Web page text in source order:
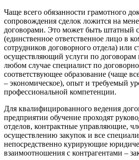
Чаще всего обязанности грамотного
сопровождения сделок ложится на
договорами. Это может быть штатный
(единственное ответственное лицо в
сотрудников договорного отдела) или
осуществляющий услуги по договорам
любом случае специалист по
соответствующее образование (чаще
– экономическое), опыт и требуемый
профессиональной компетенции.
Для квалифицированного ведения
предприятии обучение проходят
отделов, контрактные управляющие,
осуществлению закупок и все
непосредственно курирующие
взаимоотношения с контрагентами –